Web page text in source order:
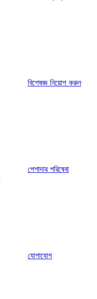
বিশেষজ্ঞ নিয়োগ করুন
পেশাদার পরিষেবা
যোগাযোগ